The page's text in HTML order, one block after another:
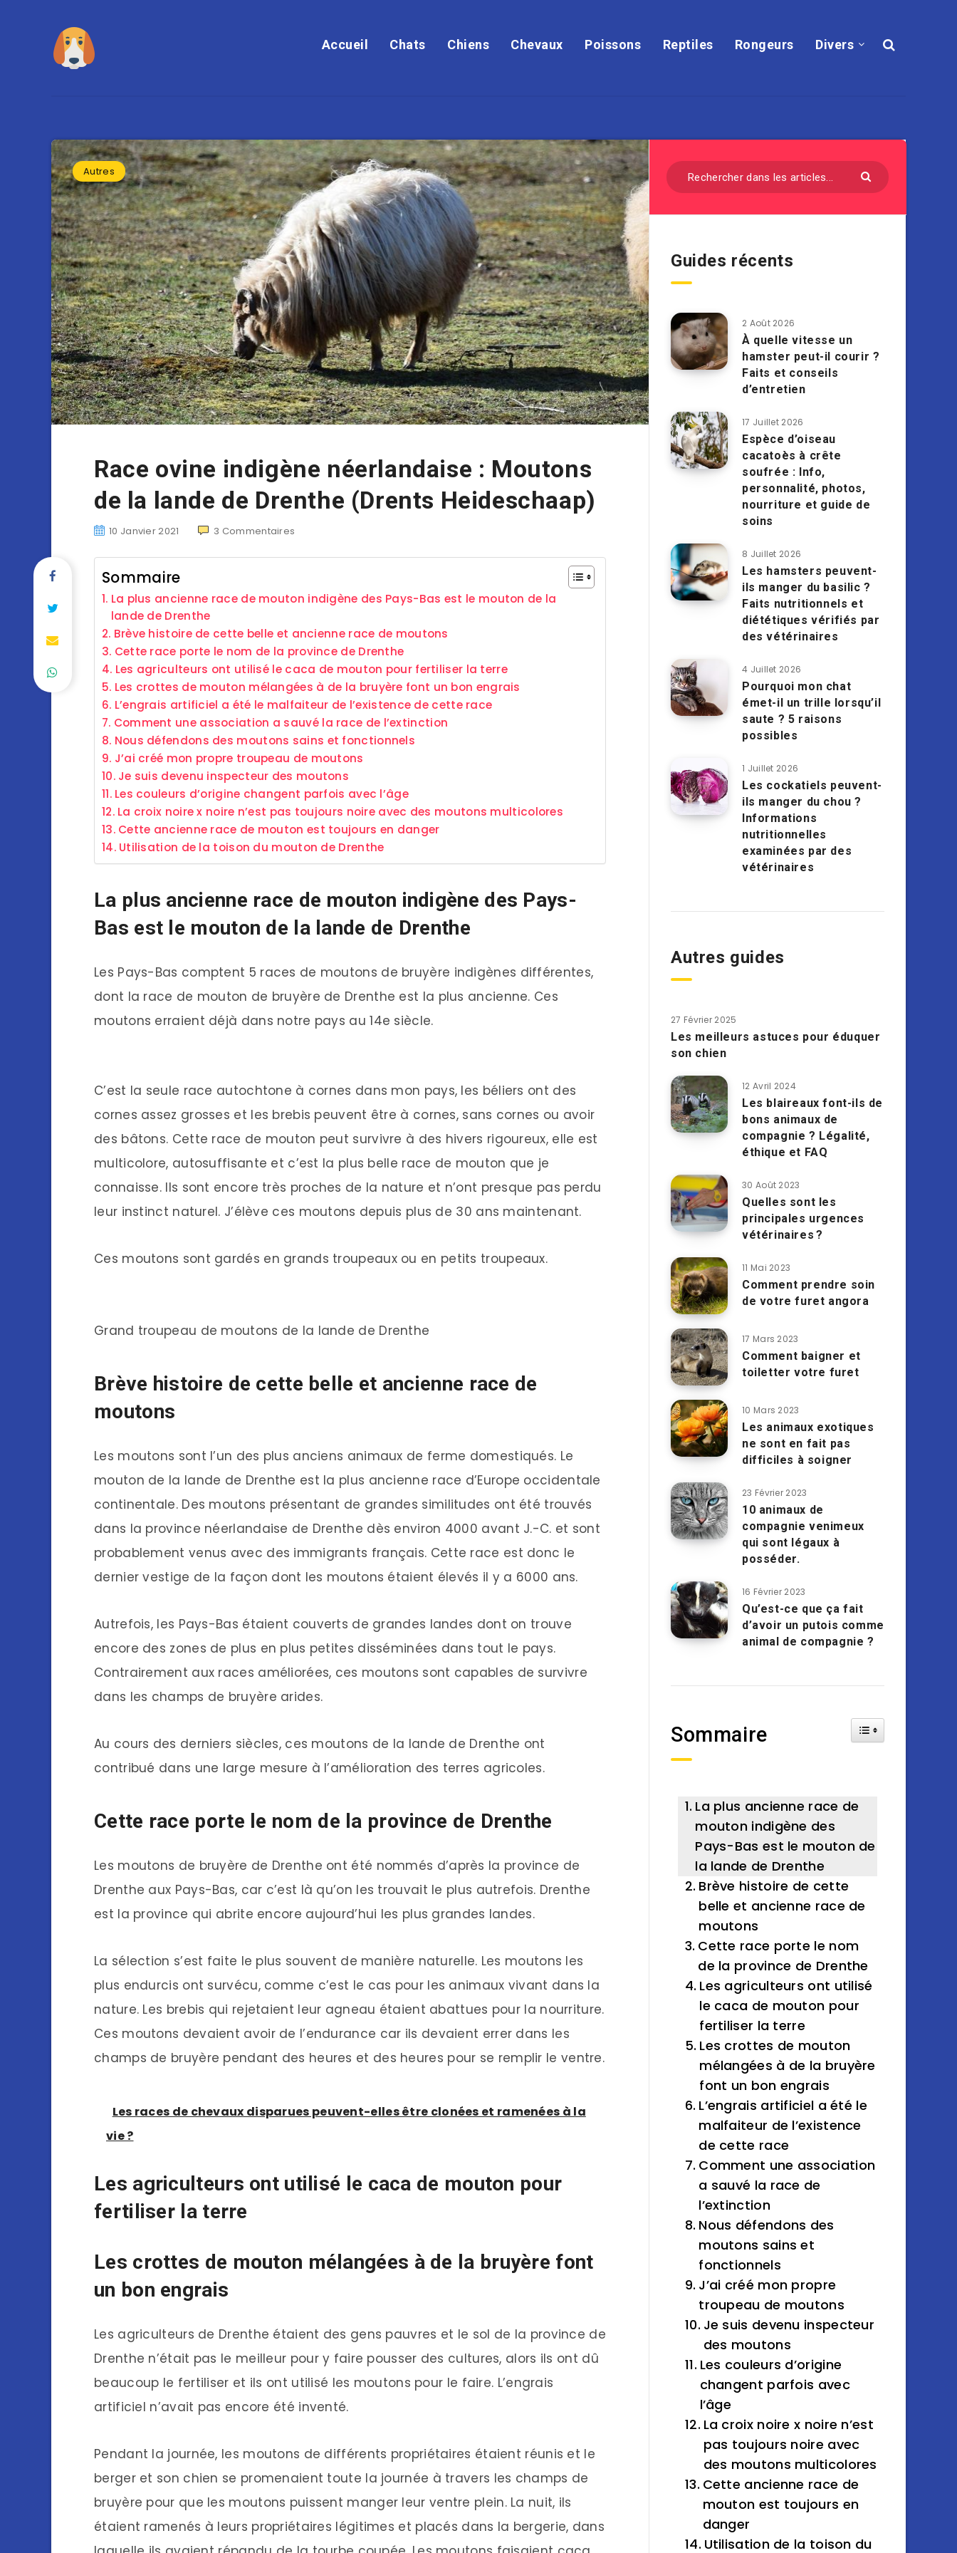
Accueil Chats Chiens Chevaux Poissons Reptiles Rongeurs Divers
Autres
Race ovine indigène néerlandaise : Moutons
de la lande de Drenthe (Drents Heideschaap)
10 Janvier 2021 3 Commentaires
Sommaire
La plus ancienne race de mouton indigène des Pays-Bas est le mouton de la
lande de Drenthe
Brève histoire de cette belle et ancienne race de moutons
Cette race porte le nom de la province de Drenthe
Les agriculteurs ont utilisé le caca de mouton pour fertiliser la terre
Les crottes de mouton mélangées à de la bruyère font un bon engrais
L’engrais artificiel a été le malfaiteur de l’existence de cette race
Comment une association a sauvé la race de l’extinction
Nous défendons des moutons sains et fonctionnels
J’ai créé mon propre troupeau de moutons
Je suis devenu inspecteur des moutons
Les couleurs d’origine changent parfois avec l’âge
La croix noire x noire n’est pas toujours noire avec des moutons multicolores
Cette ancienne race de mouton est toujours en danger
Utilisation de la toison du mouton de Drenthe
La plus ancienne race de mouton indigène des Pays-
Bas est le mouton de la lande de Drenthe
Les Pays-Bas comptent 5 races de moutons de bruyère indigènes différentes,
dont la race de mouton de bruyère de Drenthe est la plus ancienne. Ces
moutons erraient déjà dans notre pays au 14e siècle.
C’est la seule race autochtone à cornes dans mon pays, les béliers ont des
cornes assez grosses et les brebis peuvent être à cornes, sans cornes ou avoir
des bâtons. Cette race de mouton peut survivre à des hivers rigoureux, elle est
multicolore, autosuffisante et c’est la plus belle race de mouton que je
connaisse. Ils sont encore très proches de la nature et n’ont presque pas perdu
leur instinct naturel. J’élève ces moutons depuis plus de 30 ans maintenant.
Ces moutons sont gardés en grands troupeaux ou en petits troupeaux.
Grand troupeau de moutons de la lande de Drenthe
Brève histoire de cette belle et ancienne race de
moutons
Les moutons sont l’un des plus anciens animaux de ferme domestiqués. Le
mouton de la lande de Drenthe est la plus ancienne race d’Europe occidentale
continentale. Des moutons présentant de grandes similitudes ont été trouvés
dans la province néerlandaise de Drenthe dès environ 4000 avant J.-C. et sont
probablement venus avec des immigrants français. Cette race est donc le
dernier vestige de la façon dont les moutons étaient élevés il y a 6000 ans.
Autrefois, les Pays-Bas étaient couverts de grandes landes dont on trouve
encore des zones de plus en plus petites disséminées dans tout le pays.
Contrairement aux races améliorées, ces moutons sont capables de survivre
dans les champs de bruyère arides.
Au cours des derniers siècles, ces moutons de la lande de Drenthe ont
contribué dans une large mesure à l’amélioration des terres agricoles.
Cette race porte le nom de la province de Drenthe
Les moutons de bruyère de Drenthe ont été nommés d’après la province de
Drenthe aux Pays-Bas, car c’est là qu’on les trouvait le plus autrefois. Drenthe
est la province qui abrite encore aujourd’hui les plus grandes landes.
La sélection s’est faite le plus souvent de manière naturelle. Les moutons les
plus endurcis ont survécu, comme c’est le cas pour les animaux vivant dans la
nature. Les brebis qui rejetaient leur agneau étaient abattues pour la nourriture.
Ces moutons devaient avoir de l’endurance car ils devaient errer dans les
champs de bruyère pendant des heures et des heures pour se remplir le ventre.
Les races de chevaux disparues peuvent-elles être clonées et ramenées à la
vie ?
Les agriculteurs ont utilisé le caca de mouton pour
fertiliser la terre
Les crottes de mouton mélangées à de la bruyère font
un bon engrais
Les agriculteurs de Drenthe étaient des gens pauvres et le sol de la province de
Drenthe n’était pas le meilleur pour y faire pousser des cultures, alors ils ont dû
beaucoup le fertiliser et ils ont utilisé les moutons pour le faire. L’engrais
artificiel n’avait pas encore été inventé.
Pendant la journée, les moutons de différents propriétaires étaient réunis et le
berger et son chien se promenaient toute la journée à travers les champs de
bruyère pour que les moutons puissent manger leur ventre plein. La nuit, ils
étaient ramenés à leurs propriétaires légitimes et placés dans la bergerie, dans
Guides récents
2 Août 2026
À quelle vitesse un
hamster peut-il courir ?
Faits et conseils
d’entretien
17 Juillet 2026
Espèce d’oiseau
cacatoès à crête
soufrée : Info,
personnalité, photos,
nourriture et guide de
soins
8 Juillet 2026
Les hamsters peuvent-
ils manger du basilic ?
Faits nutritionnels et
diététiques vérifiés par
des vétérinaires
4 Juillet 2026
Pourquoi mon chat
émet-il un trille lorsqu’il
saute ? 5 raisons
possibles
1 Juillet 2026
Les cockatiels peuvent-
ils manger du chou ?
Informations
nutritionnelles
examinées par des
vétérinaires
Autres guides
27 Février 2025
Les meilleurs astuces pour éduquer
son chien
12 Avril 2024
Les blaireaux font-ils de
bons animaux de
compagnie ? Légalité,
éthique et FAQ
30 Août 2023
Quelles sont les
principales urgences
vétérinaires ?
11 Mai 2023
Comment prendre soin
de votre furet angora
17 Mars 2023
Comment baigner et
toiletter votre furet
10 Mars 2023
Les animaux exotiques
ne sont en fait pas
difficiles à soigner
23 Février 2023
10 animaux de
compagnie venimeux
qui sont légaux à
posséder.
16 Février 2023
Qu’est-ce que ça fait
d’avoir un putois comme
animal de compagnie ?
Sommaire Toggle Table of
La plus ancienne race de
mouton indigène des
Pays-Bas est le mouton de
la lande de Drenthe
Brève histoire de cette
belle et ancienne race de
moutons
Cette race porte le nom
de la province de Drenthe
Les agriculteurs ont utilisé
le caca de mouton pour
fertiliser la terre
Les crottes de mouton
mélangées à de la bruyère
font un bon engrais
L’engrais artificiel a été le
malfaiteur de l’existence
de cette race
Comment une association
a sauvé la race de
l’extinction
Nous défendons des
moutons sains et
fonctionnels
J’ai créé mon propre
troupeau de moutons
Je suis devenu inspecteur
des moutons
Les couleurs d’origine
changent parfois avec
l’âge
La croix noire x noire n’est
pas toujours noire avec
des moutons multicolores
Cette ancienne race de
mouton est toujours en
danger
Utilisation de la toison du